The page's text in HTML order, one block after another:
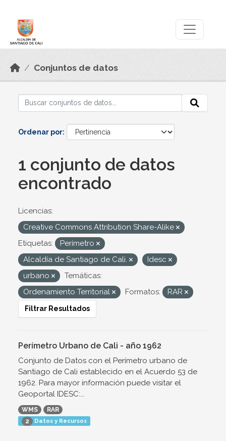
Conjuntos de datos
Ordenar por
1 conjunto de datos
encontrado
Licencias:
Creative Commons Attribution Share-Alike
Etiquetas:
Perímetro
Alcaldía de Santiago de Cali.
Idesc
urbano
Temáticas:
Ordenamiento Territorial
Formatos: RAR
Filtrar Resultados
Perímetro Urbano de Cali - año 1962
Conjunto de Datos con el Perímetro urbano de
Santiago de Cali establecido en el Acuerdo 53 de
1962. Para mayor información puede visitar el
Geoportal IDESC:...
WMS
RAR
2 Datos y Recursos